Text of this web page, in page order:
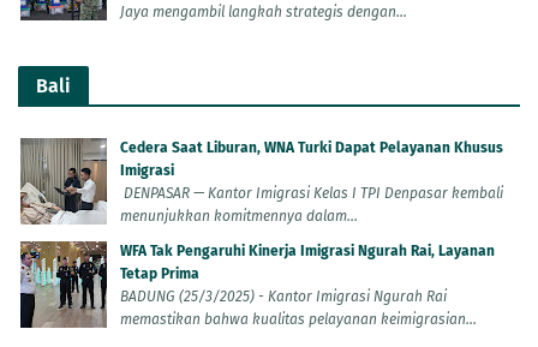
Jaya mengambil langkah strategis dengan...
Bali
Cedera Saat Liburan, WNA Turki Dapat Pelayanan Khusus
Imigrasi
DENPASAR — Kantor Imigrasi Kelas I TPI Denpasar kembali
menunjukkan komitmennya dalam...
WFA Tak Pengaruhi Kinerja Imigrasi Ngurah Rai, Layanan
Tetap Prima
BADUNG (25/3/2025) - Kantor Imigrasi Ngurah Rai
memastikan bahwa kualitas pelayanan keimigrasian...